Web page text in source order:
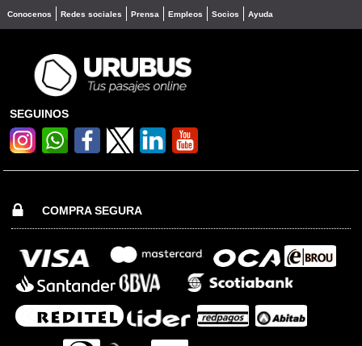
Conocenos Redes sociales Prensa Empleos Socios Ayuda
SEGUINOS
COMPRA SEGURA